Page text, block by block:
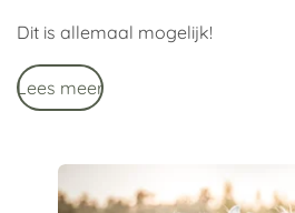
Dit is allemaal mogelijk!
Lees meer